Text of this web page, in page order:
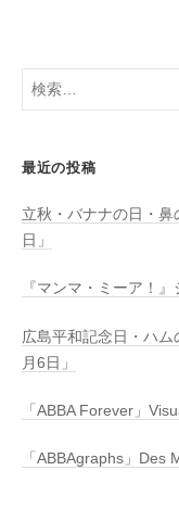
検
最近の投稿
立秋・バナナの日・
日」
『マンマ・ミーア！
広島平和記念日・ハ
月6日」
「ABBA Forever」
「ABBAgraphs」Des